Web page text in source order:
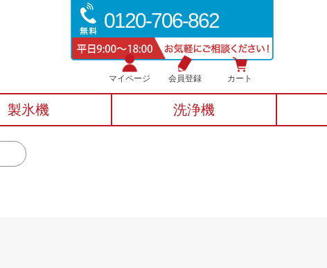
0120-706-862
マイページ 会員登録 カート
製氷機 洗浄機